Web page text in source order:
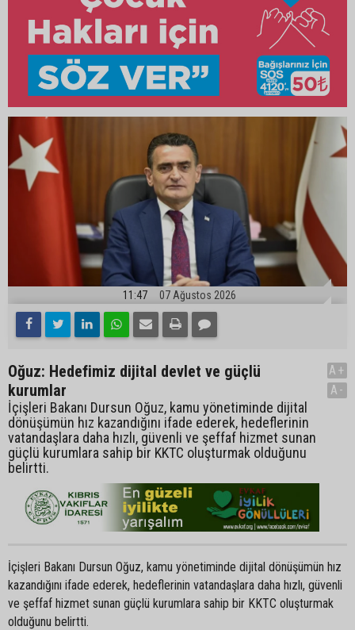
11:47 07 Ağustos 2026
Oğuz: Hedefimiz dijital devlet ve güçlü
kurumlar
İçişleri Bakanı Dursun Oğuz, kamu yönetiminde dijital
dönüşümün hız kazandığını ifade ederek, hedeflerinin
vatandaşlara daha hızlı, güvenli ve şeffaf hizmet sunan
güçlü kurumlara sahip bir KKTC oluşturmak olduğunu
belirtti.
A+
A-
İçişleri Bakanı Dursun Oğuz, kamu yönetiminde dijital dönüşümün hız
kazandığını ifade ederek, hedeflerinin vatandaşlara daha hızlı, güvenli
ve şeffaf hizmet sunan güçlü kurumlara sahip bir KKTC oluşturmak
olduğunu belirtti.